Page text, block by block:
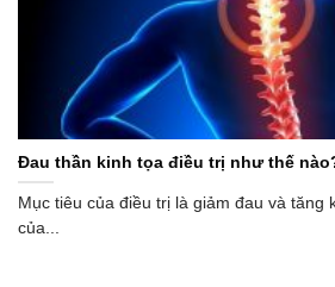
Đau thần kinh tọa điều trị như thế
Mục tiêu của điều trị là giảm đau và tăng
của...